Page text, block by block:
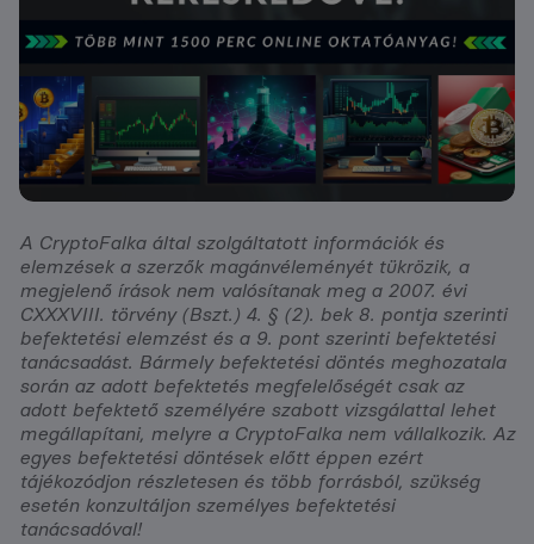
A CryptoFalka által szolgáltatott információk és
elemzések a szerzők magánvéleményét tükrözik, a
megjelenő írások nem valósítanak meg a 2007. évi
CXXXVIII. törvény (Bszt.) 4. § (2). bek 8. pontja szerinti
befektetési elemzést és a 9. pont szerinti befektetési
tanácsadást. Bármely befektetési döntés meghozatala
során az adott befektetés megfelelőségét csak az
adott befektető személyére szabott vizsgálattal lehet
megállapítani, melyre a CryptoFalka nem vállalkozik. Az
egyes befektetési döntések előtt éppen ezért
tájékozódjon részletesen és több forrásból, szükség
esetén konzultáljon személyes befektetési
tanácsadóval!